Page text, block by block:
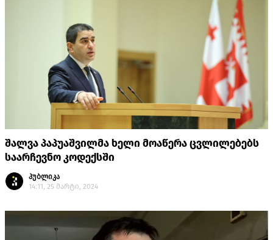
შალვა პაპუაშვილმა ხელი მოაწერა ცვლილებებს
საარჩევნო კოდექსში
პუბლიკა
14:11, 25 მარტი, 2024